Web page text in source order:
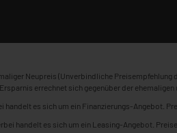
Neupreis (Unverbindliche Preisempfehlung
errechnet sich gegenüber der
handelt es sich um ein Finanzierungs-Angebot.
handelt es sich um ein Leasing-Angebot.